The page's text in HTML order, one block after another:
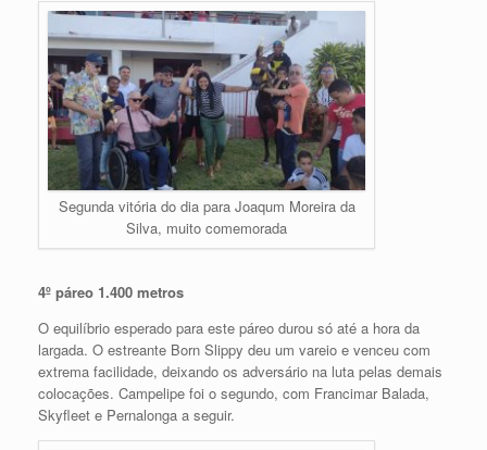
Segunda vitória do dia para Joaqum Moreira da
Silva, muito comemorada
4º páreo 1.400 metros
O equilíbrio esperado para este páreo durou só até a hora da
largada. O estreante Born Slippy deu um vareio e venceu com
extrema facilidade, deixando os adversário na luta pelas demais
colocações. Campelipe foi o segundo, com Francimar Balada,
Skyfleet e Pernalonga a seguir.